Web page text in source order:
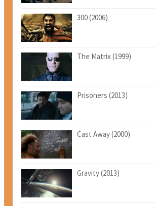
300 (2006)
The Matrix (1999)
Prisoners (2013)
Cast Away (2000)
Gravity (2013)